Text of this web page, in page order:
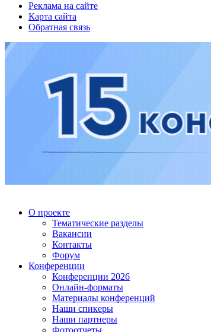
Реклама на сайте
Карта сайта
Обратная связь
О проекте
Тематические разделы
Вакансии
Контакты
Форум
Конференции
Конференции 2026
Онлайн-форматы
Материалы конференций
Наши спикеры
Наши партнеры
Фотоотчеты